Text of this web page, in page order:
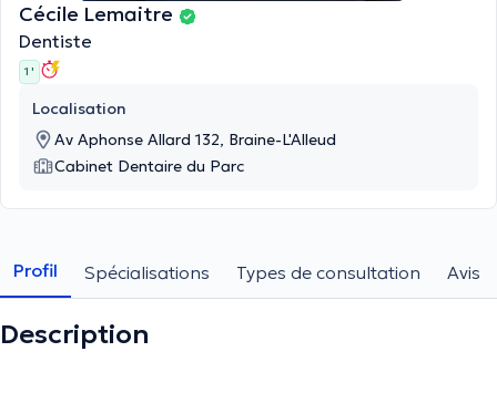
Cécile Lemaitre
Dentiste
1 '
Localisation
Av Aphonse Allard 132, Braine-L'Alleud
Cabinet Dentaire du Parc
Profil Spécialisations Types de consultation Avis
Description